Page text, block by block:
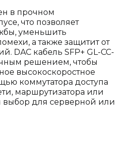
в прочном
что позволяет
уменьшить
а также защитит от
DAC кабель SFP+ GL-CC-
решением, чтобы
высокоскоростное
коммутатора доступа
маршрутизатора или
выбор для серверной или